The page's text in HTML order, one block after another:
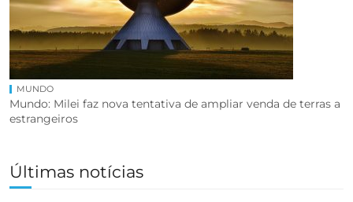
MUNDO
Mundo: Milei faz nova tentativa de ampliar venda de terras a
estrangeiros
Últimas notícias